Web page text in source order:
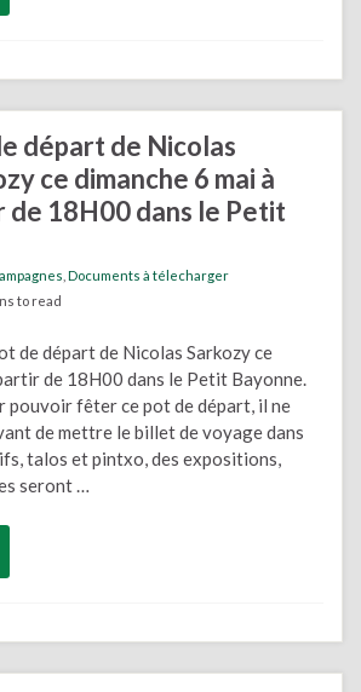
départ de Nicolas
ce dimanche 6 mai à
de 18H00 dans le Petit
Documents à télecharger
to read
de départ de Nicolas Sarkozy ce
de 18H00 dans le Petit Bayonne.
pouvoir fêter ce pot de départ, il ne
de mettre le billet de voyage dans
talos et pintxo, des expositions,
seront …